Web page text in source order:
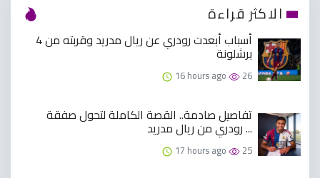
الاكثر قراءة
4 أسباب أبعدت رودري عن ريال مدريد وقربته من
برشلونة
16 hours ago 26
تفاصيل صادمة.. القصة الكاملة لتحول صفقة
رودري من ريال مدريد ...
17 hours ago 25